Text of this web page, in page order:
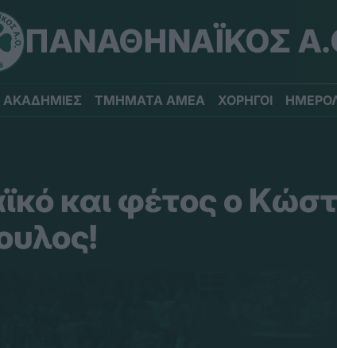
ΠΑΝΑΘΗΝΑΪΚΟΣ
ΑΚΑΔΗΜΙΕΣ ΤΜΗΜΑΤΑ ΑΜΕΑ ΧΟΡΗΓΟΙ
και φέτος ο